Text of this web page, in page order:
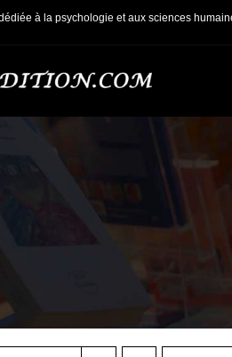
à la psychologie et aux sciences